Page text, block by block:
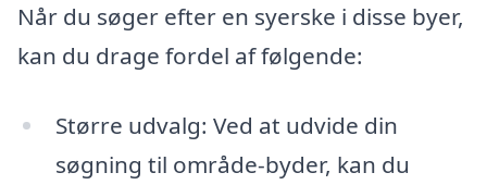
Når du søger efter en syerske i disse byer,
kan du drage fordel af følgende:
Større udvalg: Ved at udvide din
søgning til område-byder, kan du